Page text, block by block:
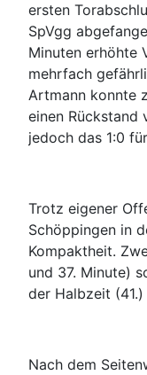
ersten
SpVgg
Minuten erhöhte
mehrfach
Artmann konnte
einen Rückstand
jedoch das 1:0
Trotz eigener
Schöppingen in
Kompaktheit.
und 37. Minute)
der Halbzeit
Nach dem